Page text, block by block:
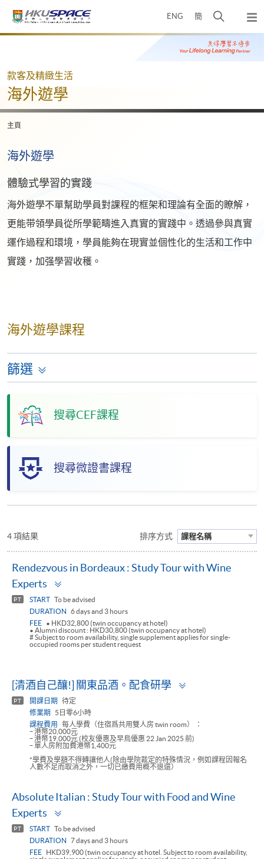
ENG 簡
開
搜
尋
彈
出
主
Main
款客及精緻生活
海外遊學
主頁
海外遊學
體驗式學習的實踐
海外遊學不單幫助學員對課程的框架和理論有全面的瞭解，
更能带領學員從所學範疇進入真實的實踐中。透過參與真實
運作過程和環境，學員能夠在現實並個性化的生活和工作中
實踐，加强學習收穫。
海外遊學課程
篩選
搜尋CEF課程
搜尋微證書課程
4 項結果 排序方式 課程名稱
Rendezvous in Bordeaux : Study Tour with Wine
Experts
PT START To be advised
DURATION
6 days and 3 hours
FEE
• HKD32,800 (twin occupancy at hotel)
• Alumni discount : HKD30,800 (twin occupancy at hotel)
# Subject to room availability, single supplement applies for single-
occupied rooms per student request
[清酒自己釀!] 關東品酒。配食研學
PT 開課日期
待定
修業期
5日零6小時
課程費用
每人學費（住宿爲共用雙人房 twin room） ：​
ｰ 港幣20,000元​
ｰ 港幣19,000元 (校友優惠及早鳥優惠 22 Jan 2025 前)​
ｰ 單人房附加費港幣1,400元​
*學費及學額不得轉讓他人(除由學院裁定的特殊情況，例如課程因報名
人數不足而取消之外，一切已繳費用概不退還）
Absolute Italian : Study Tour with Food and Wine
Experts
PT START To be advised
DURATION
7 days and 3 hours
FEE
HKD39,900 (twin occupancy at hotel. Subject to room availability,